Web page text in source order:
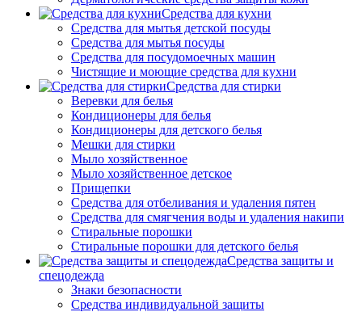
Средства для кухни
Средства для мытья детской посуды
Средства для мытья посуды
Средства для посудомоечных машин
Чистящие и моющие средства для кухни
Средства для стирки
Веревки для белья
Кондиционеры для белья
Кондиционеры для детского белья
Мешки для стирки
Мыло хозяйственное
Мыло хозяйственное детское
Прищепки
Средства для отбеливания и удаления пятен
Средства для смягчения воды и удаления накипи
Стиральные порошки
Стиральные порошки для детского белья
Средства защиты и
спецодежда
Знаки безопасности
Средства индивидуальной защиты